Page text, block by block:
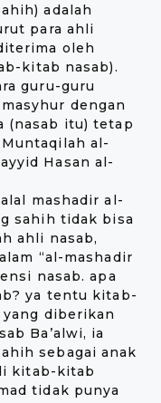
adalah
para ahli
oleh
kitab nasab).
guru-guru
dengan
(nasab itu) tetap
al-
Hasan al-
mashadir al-
sahih tidak bisa
ahli nasab,
“al-mashadir
nasab. apa
ya tentu kitab-
diberikan
Ba’alwi, ia
sebagai anak
kitab-kitab
tidak punya